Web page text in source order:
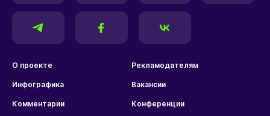
О проекте Рекламодателям
Инфографика Вакансии
Комментарии Конференции